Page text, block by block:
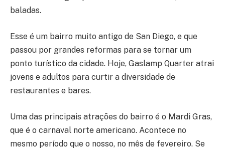
baladas.
Esse é um bairro muito antigo de San Diego, e que
passou por grandes reformas para se tornar um
ponto turístico da cidade. Hoje, Gaslamp Quarter atrai
jovens e adultos para curtir a diversidade de
restaurantes e bares.
Uma das principais atrações do bairro é o Mardi Gras,
que é o carnaval norte americano. Acontece no
mesmo período que o nosso, no mês de fevereiro. Se